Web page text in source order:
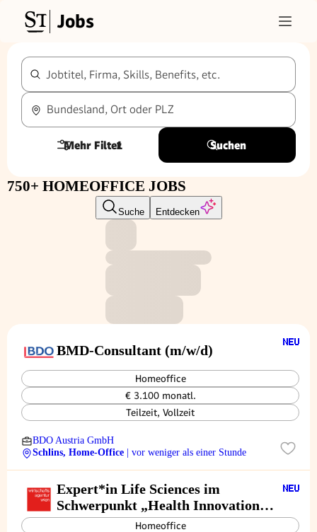
Jobs
Jobtitel, Firma, Skills, Benefits, etc.
Bundesland, Ort oder PLZ
Mehr Filter
1 Suchen
750+ HOMEOFFICE JOBS
Suche Entdecken
BMD-Consultant (m/w/d)
Homeoffice
€ 3.100 monatl.
Teilzeit, Vollzeit
BDO Austria GmbH
Schlins, Home-Office
| vor weniger als einer Stunde
Expert*in Life Sciences im
Schwerpunkt „Health Innovation”
(all genders) Homeoffice